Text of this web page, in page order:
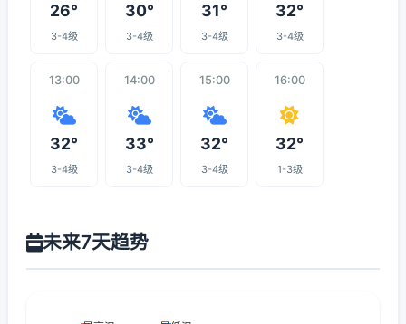
26°
3-4级
30°
3-4级
31°
3-4级
32°
3-4级
13:00
32°
3-4级
14:00
33°
3-4级
15:00
32°
3-4级
16:00
32°
1-3级
未来7天趋势